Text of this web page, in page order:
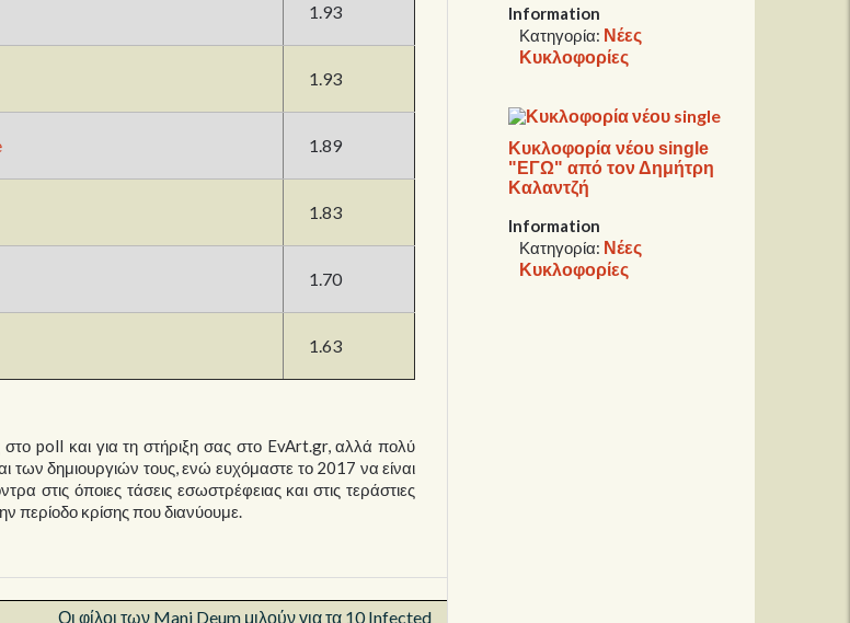
1.93
1.93
1.89
1.83
1.70
1.63
poll και για τη στήριξη σας στο EvArt.gr, αλλά πολύ
δημιουργιών τους, ενώ ευχόμαστε το 2017 να είναι
στις όποιες τάσεις εσωστρέφειας και στις τεράστιες
περίοδο κρίσης που διανύουμε.
Οι φίλοι των Mani Deum μιλούν για τα 10 Infected
Information
Κατηγορία: Νέες
Κυκλοφορίες
Κυκλοφορία νέου single
"ΕΓΩ" από τον Δημήτρη
Καλαντζή
Information
Κατηγορία: Νέες
Κυκλοφορίες